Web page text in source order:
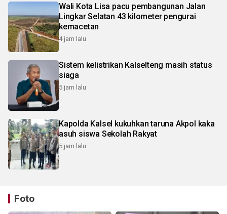
Wali Kota Lisa pacu pembangunan Jalan
Lingkar Selatan 43 kilometer pengurai
kemacetan
4 jam lalu
Sistem kelistrikan Kalselteng masih status
siaga
5 jam lalu
Kapolda Kalsel kukuhkan taruna Akpol kaka
asuh siswa Sekolah Rakyat
5 jam lalu
Foto